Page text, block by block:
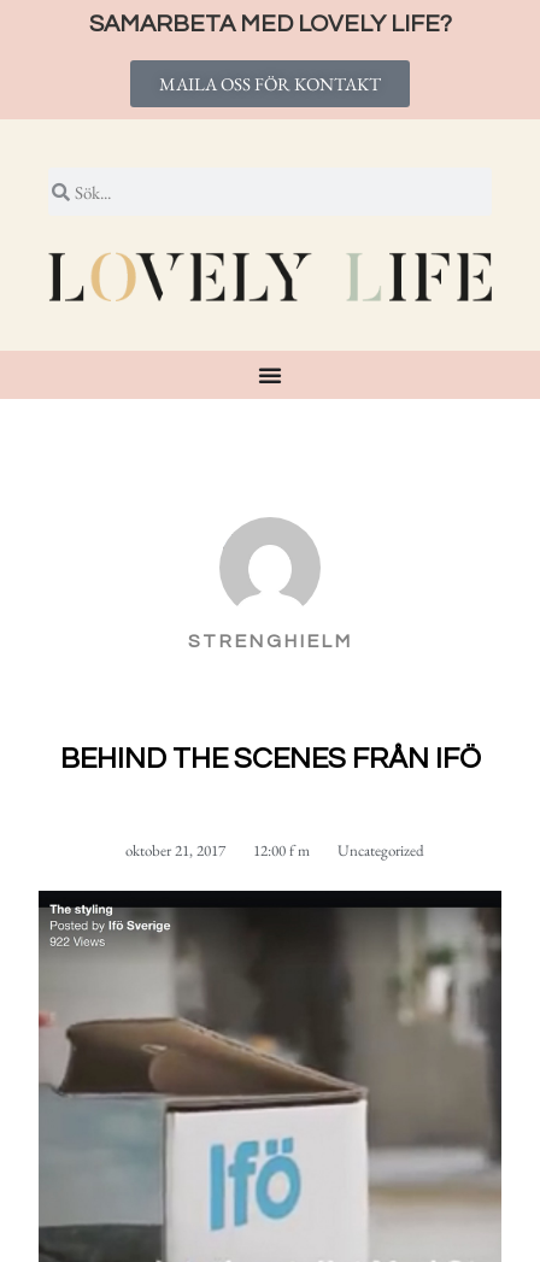
SAMARBETA MED LOVELY LIFE?
MAILA OSS FÖR KONTAKT
STRENGHIELM
BEHIND THE SCENES FRÅN IFÖ
oktober 21, 2017 12:00 f m Uncategorized